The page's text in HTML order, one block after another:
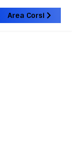
Area Corsi